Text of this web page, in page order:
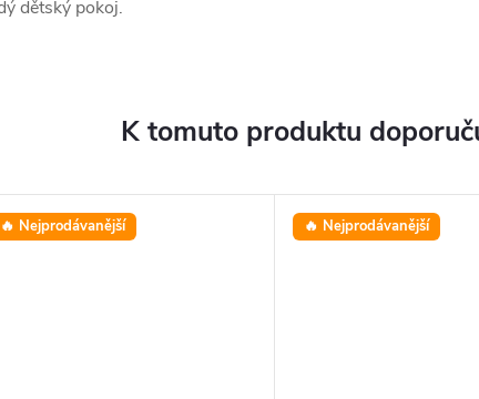
dětský pokoj.
K tomuto produktu
🔥 Nejprodávanější 🔥 Nejprodávanější